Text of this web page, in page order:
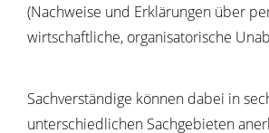
(Nachweise und Erklärungen über
wirtschaftliche, organisatorische
Sachverständige können dabei in
unterschiedlichen Sachgebieten